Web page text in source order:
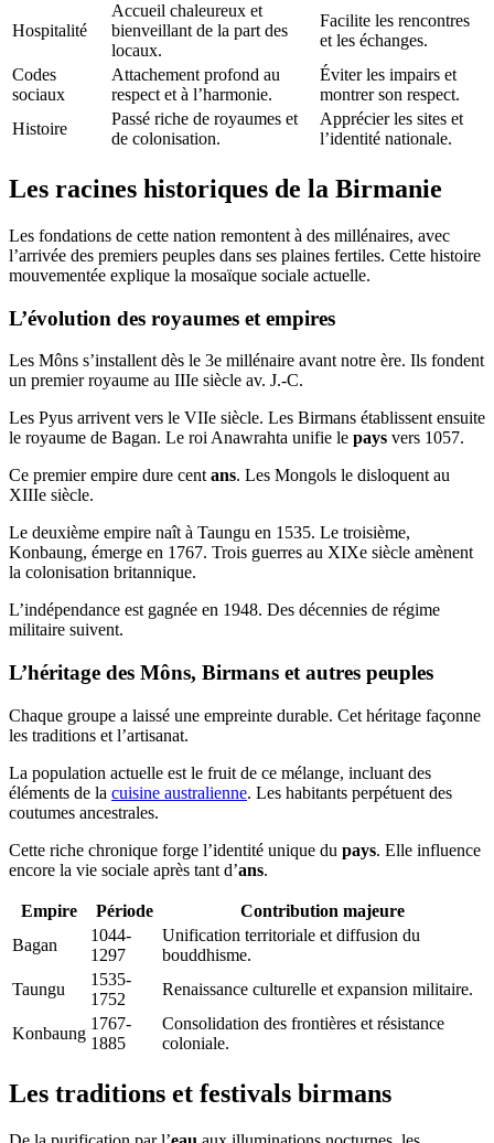
Hospitalité
Accueil chaleureux et
bienveillant de la part des
locaux.
Facilite les rencontres
et les échanges.
Codes
sociaux
Attachement profond au
respect et à l’harmonie.
Éviter les impairs et
montrer son respect.
Histoire
Passé riche de royaumes et
de colonisation.
Apprécier les sites et
l’identité nationale.
Les racines historiques de la Birmanie
Les fondations de cette nation remontent à des millénaires, avec
l’arrivée des premiers peuples dans ses plaines fertiles. Cette histoire
mouvementée explique la mosaïque sociale actuelle.
L’évolution des royaumes et empires
Les Môns s’installent dès le 3e millénaire avant notre ère. Ils fondent
un premier royaume au IIIe siècle av. J.-C.
Les Pyus arrivent vers le VIIe siècle. Les Birmans établissent ensuite
le royaume de Bagan. Le roi Anawrahta unifie le pays vers 1057.
Ce premier empire dure cent ans. Les Mongols le disloquent au
XIIIe siècle.
Le deuxième empire naît à Taungu en 1535. Le troisième,
Konbaung, émerge en 1767. Trois guerres au XIXe siècle amènent
la colonisation britannique.
L’indépendance est gagnée en 1948. Des décennies de régime
militaire suivent.
L’héritage des Môns, Birmans et autres peuples
Chaque groupe a laissé une empreinte durable. Cet héritage façonne
les traditions et l’artisanat.
La population actuelle est le fruit de ce mélange, incluant des
éléments de la cuisine australienne. Les habitants perpétuent des
coutumes ancestrales.
Cette riche chronique forge l’identité unique du pays. Elle influence
encore la vie sociale après tant d’ans.
Empire Période
Contribution majeure
Bagan
1044-
1297
Unification territoriale et diffusion du
bouddhisme.
Taungu
1535-
1752
Renaissance culturelle et expansion militaire.
Konbaung
1767-
1885
Consolidation des frontières et résistance
coloniale.
Les traditions et festivals birmans